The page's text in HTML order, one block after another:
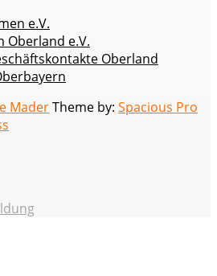
e.V.
Oberland e.V.
Oberland
MaderTheme by: Spacious Pro